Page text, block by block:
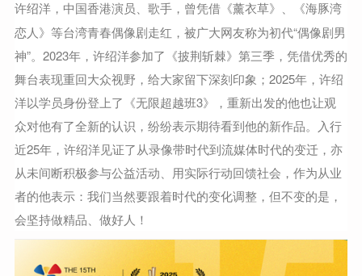
许绍洋，中国香港演员、歌手，曾凭借《薰衣草》、《海豚湾
恋人》等台湾青春偶像剧走红，被广大网友称为初代“偶像剧男
神”。2023年，许绍洋参加了《披荆斩棘》第三季，凭借优秀的
舞台表现重回大众视野，给大家留下深刻印象；2025年，许绍
洋以学员身份登上了《无限超越班3》，重新出发的他也让观
众对他有了全新的认识，纷纷表示期待看到他的新作品。入行
近25年，许绍洋见证了从录像带时代到流媒体时代的变迁，亦
从未间断积极参与公益活动、用实际行动回馈社会，作为从业
者的他表示：我们当然要跟着时代的变化调整，但不变的是，
会坚持做精品、做好人！